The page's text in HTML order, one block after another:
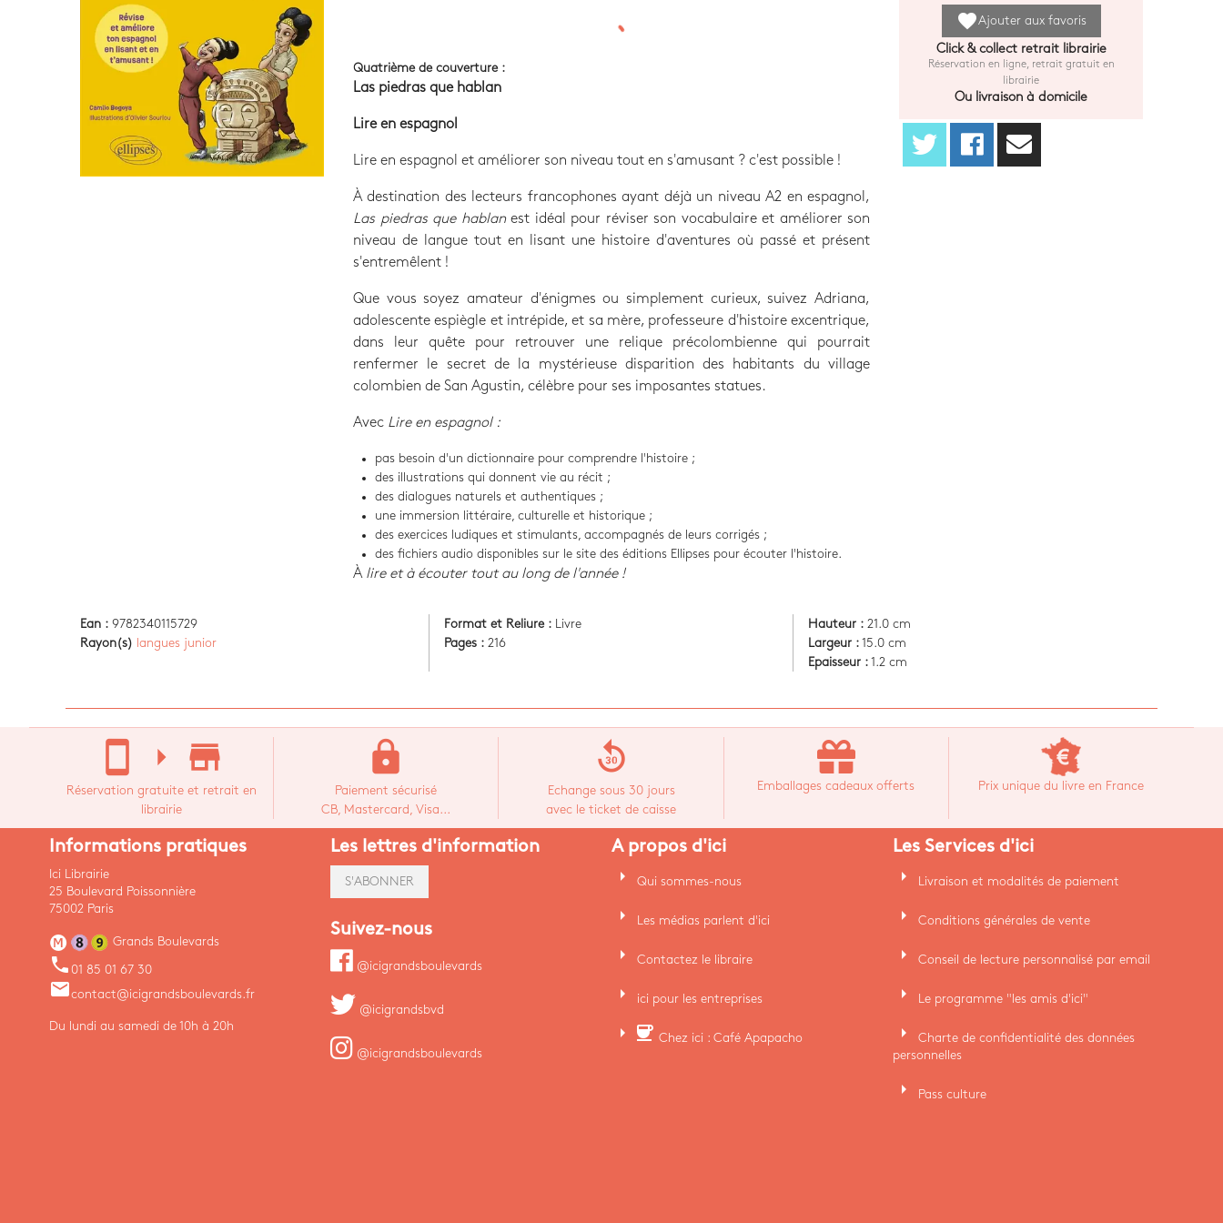
Quatrième de couverture :
Las piedras que hablan
Lire en espagnol
Lire en espagnol et améliorer son niveau tout en s'amusant ? c'est possible !
À destination des lecteurs francophones ayant déjà un niveau A2 en espagnol,
Las piedras que hablanest idéal pour réviser son vocabulaire et améliorer son
niveau de langue tout en lisant une histoire d'aventures où passé et présent
s'entremêlent !
Que vous soyez amateur d'énigmes ou simplement curieux, suivez Adriana,
adolescente espiègle et intrépide, et sa mère, professeure d'histoire excentrique,
dans leur quête pour retrouver une relique précolombienne qui pourrait
renfermer le secret de la mystérieuse disparition des habitants du village
colombien de San Agustin, célèbre pour ses imposantes statues.
Avec Lire en espagnol :
pas besoin d'un dictionnaire pour comprendre l'histoire ;
des illustrations qui donnent vie au récit ;
des dialogues naturels et authentiques ;
une immersion littéraire, culturelle et historique ;
des exercices ludiques et stimulants, accompagnés de leurs corrigés ;
des fichiers audio disponibles sur le site des éditions Ellipses pour écouter l'histoire.
À lire et à écouter tout au long de l'année !
favoriteAjouter aux favoris
Click & collect retrait librairie
Réservation en ligne, retrait gratuit en
librairie
Ou livraison à domicile
Ean : 9782340115729
Rayon(s)
langues junior
Format et Reliure :
Livre
Pages : 216
Hauteur : 21.0 cm
Largeur : 15.0 cm
Epaisseur : 1.2 cm
stay_current_portrait arrow_right store_mall_directory
Réservation gratuite et retrait en
librairie
lock
Paiement sécurisé
CB, Mastercard, Visa...
replay_30
Echange sous 30 jours
avec le ticket de caisse
Emballages cadeaux offerts Prix unique du livre en France
Informations pratiques
Ici Librairie
25 Boulevard Poissonnière
75002 Paris
Grands Boulevards
phone 01 85 01 67 30
emailcontact@icigrandsboulevards.fr
Du lundi au samedi de 10h à 20h
Les lettres d'information
S'ABONNER
Suivez-nous
@icigrandsboulevards
@icigrandsbvd
@icigrandsboulevards
A propos d'ici
arrow_right Qui sommes-nous
arrow_right Les médias parlent d'ici
arrow_right Contactez le libraire
arrow_right ici pour les entreprises
arrow_right coffee Chez ici : Café Apapacho
Les Services d'ici
arrow_right Livraison et modalités de paiement
arrow_right Conditions générales de vente
arrow_right Conseil de lecture personnalisé par email
arrow_right Le programme "les amis d'ici"
arrow_right
Charte de confidentialité des données
personnelles
arrow_right Pass culture